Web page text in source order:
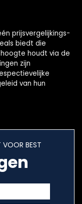
prijsvergelijkings-
biedt die
houdt via de
zijn
van hun
VOOR BEST